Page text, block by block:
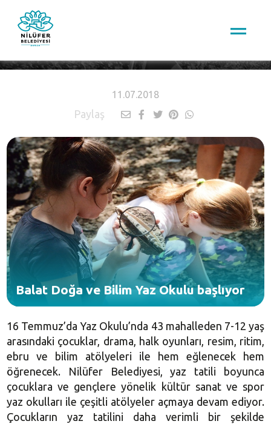
11.07.2018
Paylaş
Balat Doğa ve Bilim Yaz Okulu başlıyor
16 Temmuz’da Yaz Okulu’nda 43 mahalleden 7-12 yaş
arasındaki çocuklar, drama, halk oyunları, resim, ritim,
ebru ve bilim atölyeleri ile hem eğlenecek hem
öğrenecek. Nilüfer Belediyesi, yaz tatili boyunca
çocuklara ve gençlere yönelik kültür sanat ve spor
yaz okulları ile çeşitli atölyeler açmaya devam ediyor.
Çocukların yaz tatilini daha verimli bir şekilde